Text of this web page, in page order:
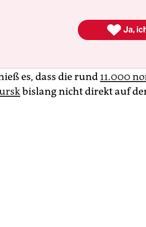
was die Kämpfer erzählen, ist
Massenangriffe und
es, dass die rund11.000
bislang nicht direkt auf
 Ja,